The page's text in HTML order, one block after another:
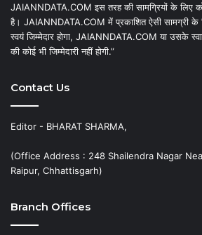
JAIANNDATA.COM इस तरह की सामग्रियों के लिए
है। JAIANNDATA.COM में प्रकाशित ऐसी सामग्री के
स्वयं जिम्मेदार होगा, JAIANNDATA.COM या उसके
की कोई भी जिम्मेदारी नहीं होगी.”
Contact Us
Editor - BHARAT SHARMA,
(Office Address : 248 Shailendra Nagar
Raipur, Chhattisgarh)
Branch Offices